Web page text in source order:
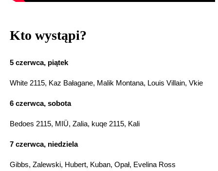
Kto wystąpi?
5 czerwca, piątek
White 2115, Kaz Bałagane, Malik Montana, Louis Villain, Vkie
6 czerwca, sobota
Bedoes 2115, MIÜ, Zalia, kuqe 2115, Kali
7 czerwca, niedziela
Gibbs, Zalewski, Hubert, Kuban, Opał, Evelina Ross